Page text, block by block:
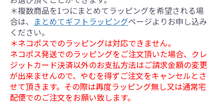
＊複数商品を1つにまとめてラッピングを希望される場
合は、 まとめてギフトラッピングページよりお申し込み
ください。
＊ネコポスでのラッピングは対応できません。
ネコポス発送でのラッピングをご注文頂いた場合、クレ
ジットカード決済以外のお支払方法はご請求金額の変更
が出来ませんので、やむを得ずご注文をキャンセルとさ
せて頂きます。その際は再度ラッピング無し又は通常宅
配便でのご注文をお願い致します。